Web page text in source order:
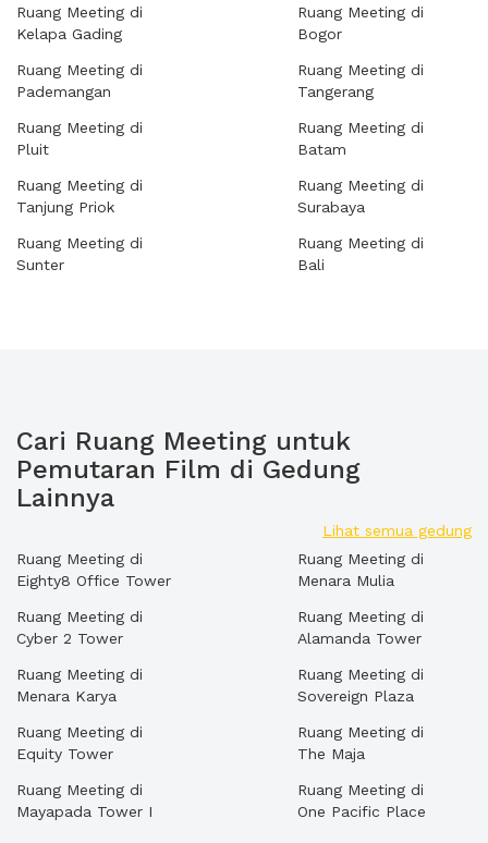
Ruang Meeting di
Kelapa Gading
Ruang Meeting di
Pademangan
Ruang Meeting di
Pluit
Ruang Meeting di
Tanjung Priok
Ruang Meeting di
Sunter
Ruang Meeting di
Bogor
Ruang Meeting di
Tangerang
Ruang Meeting di
Batam
Ruang Meeting di
Surabaya
Ruang Meeting di
Bali
Cari Ruang Meeting untuk
Pemutaran Film di Gedung
Lainnya
Lihat semua gedung
Ruang Meeting di
Eighty8 Office Tower
Ruang Meeting di
Cyber 2 Tower
Ruang Meeting di
Menara Karya
Ruang Meeting di
Equity Tower
Ruang Meeting di
Mayapada Tower I
Ruang Meeting di
Menara Mulia
Ruang Meeting di
Alamanda Tower
Ruang Meeting di
Sovereign Plaza
Ruang Meeting di
The Maja
Ruang Meeting di
One Pacific Place